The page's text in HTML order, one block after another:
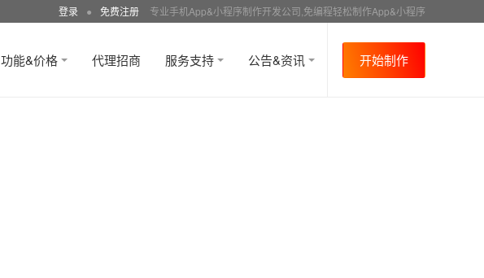
登录 ● 免费注册 专业手机App&小程序制作开发公司,免编程轻松制作App&小程序
功能&价格 代理招商 服务支持 公告&资讯 开始制作